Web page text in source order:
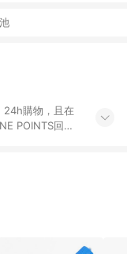
24h購物，且在
POINTS回饋
物中登出
區/企業採購、